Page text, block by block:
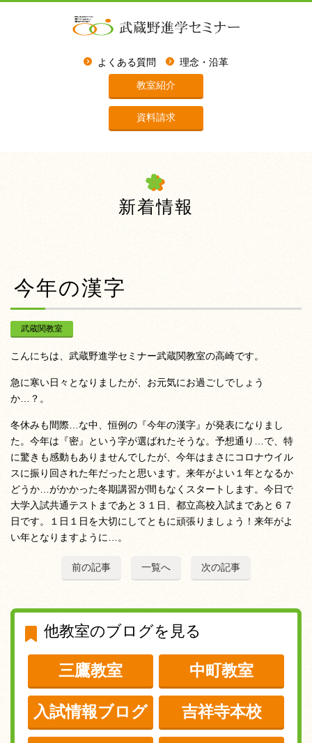
よくある質問 理念・沿革
教室紹介
資料請求
新着情報
今年の漢字
武蔵関教室
こんにちは、武蔵野進学セミナー武蔵関教室の高崎です。
急に寒い日々となりましたが、お元気にお過ごしでしょう
か…？。
冬休みも間際…な中、恒例の『今年の漢字』が発表になりまし
た。今年は『密』という字が選ばれたそうな。予想通り…で、特
に驚きも感動もありませんでしたが、今年はまさにコロナウイル
スに振り回された年だったと思います。来年がよい１年となるか
どうか…がかかった冬期講習が間もなくスタートします。今日で
大学入試共通テストまであと３１日、都立高校入試まであと６７
日です。１日１日を大切にしてともに頑張りましょう！来年がよ
い年となりますように…。
前の記事 一覧へ 次の記事
他教室のブログを見る
三鷹教室 中町教室
入試情報ブログ 吉祥寺本校